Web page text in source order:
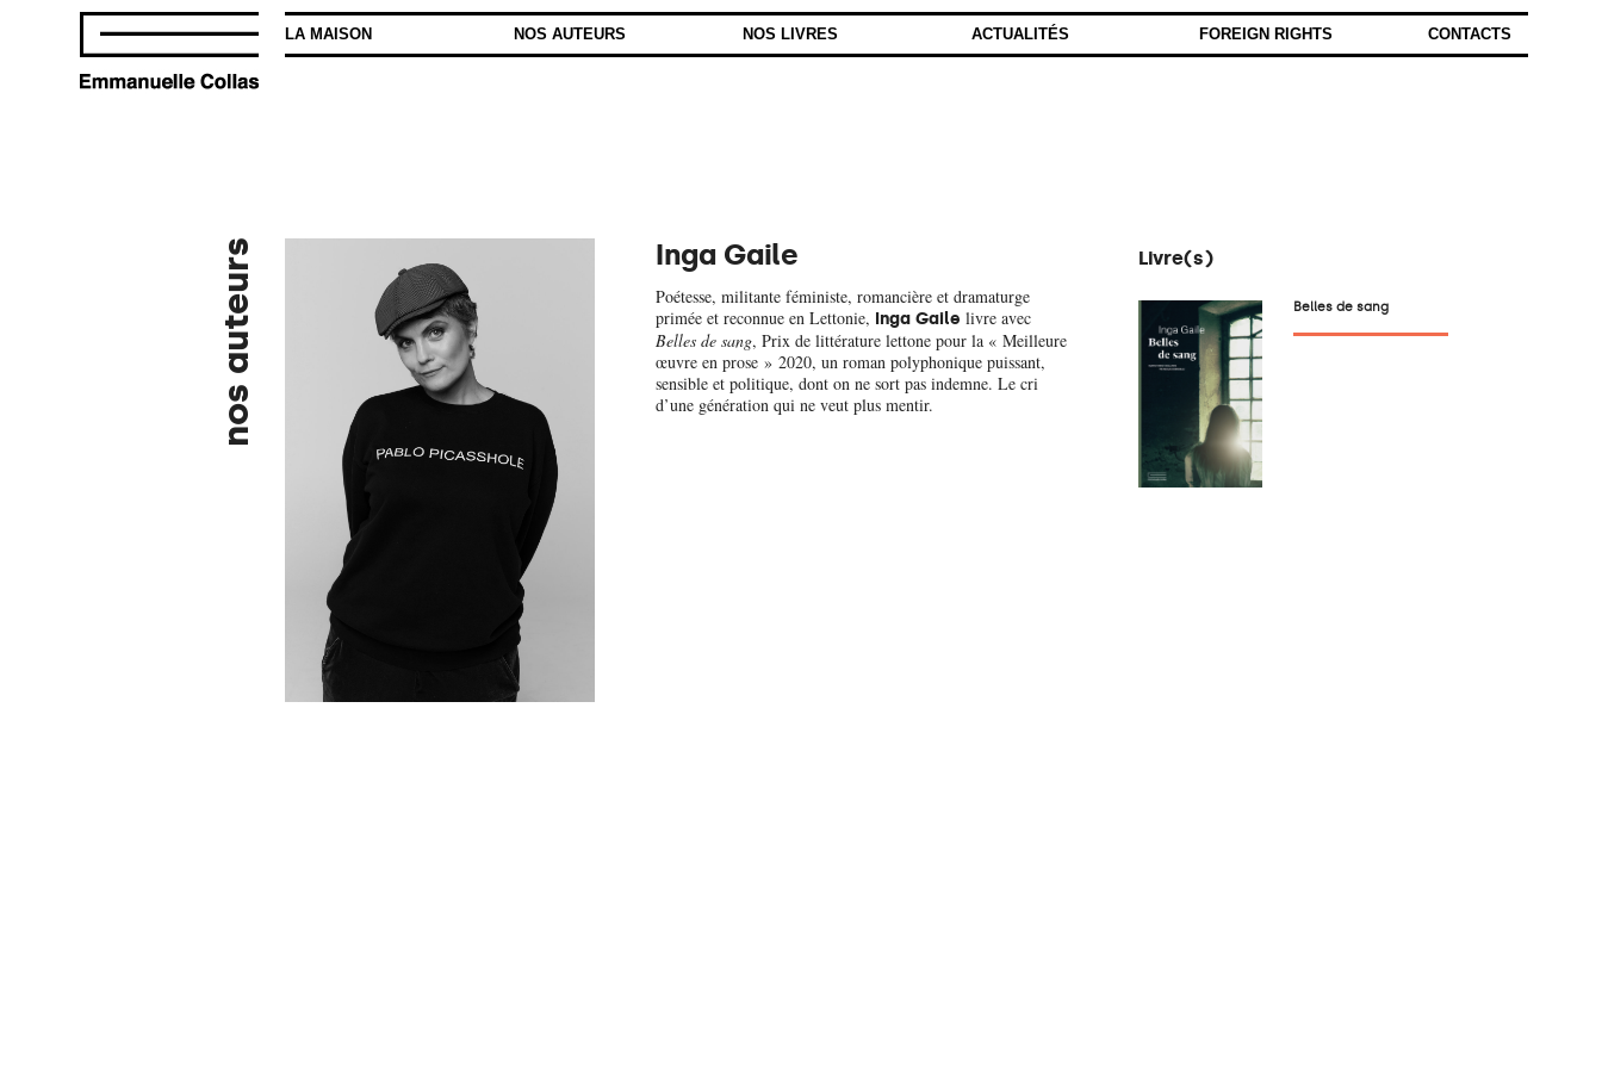
LA MAISON NOS AUTEURS NOS LIVRES ACTUALITÉS FOREIGN RIGHTS CONTACTS
nos auteurs Inga Gaile
Poétesse, militante féministe, romancière et dramaturge
primée et reconnue en Lettonie, Inga Gaile livre avec
Belles de sang, Prix de littérature lettone pour la « Meilleure
œuvre en prose » 2020, un roman polyphonique puissant,
sensible et politique, dont on ne sort pas indemne. Le cri
d’une génération qui ne veut plus mentir.
Livre(s)
Belles de sang